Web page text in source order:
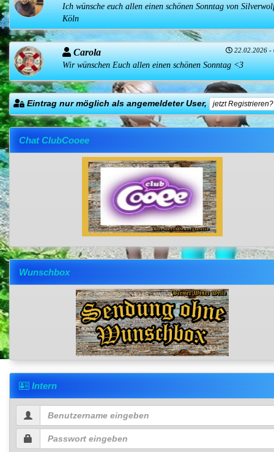
Ich wünsche euch allen einen schönen Sonntag von
Köln
Carola 22.02.2026 -
Wir wünschen Euch allen einen schönen Sonntag <3
Eintrag nur möglich als angemeldeter User, jetzt Registrieren?
Chat ClubCooee
Wunschbox
Intern